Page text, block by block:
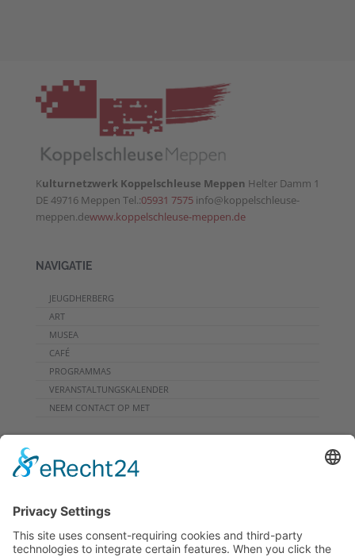
Kulturnetzwerk Koppelschleuse Meppen Helter Damm 1
DE 49716 Meppen Tel.:05931 7575info@koppelschleuse-
meppen.dewww.koppelschleuse-meppen.de
NAVIGATIE
JEUGDHERBERG
ART
MUSEA
CAFÉ
PROGRAMMAS
VERANSTALTUNGSKALENDER
NEEM CONTACT OP MET
PROGRAMMHEFT
NIEUWSBRIEF
RONDREIS